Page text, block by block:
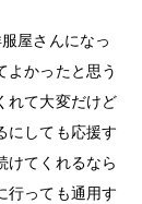
屋さんになっ
よかったと思う
れて大変だけど
にしても応援す
けてくれるなら
行っても通用す